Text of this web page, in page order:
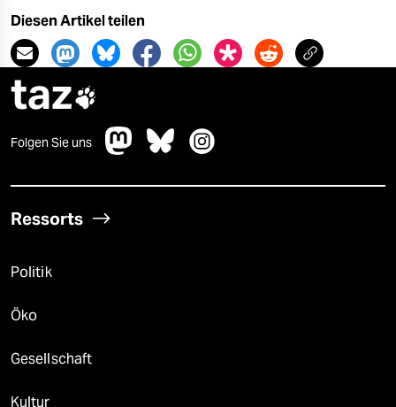
Diesen Artikel teilen
taz
Folgen Sie uns
Ressorts
Politik
Öko
Gesellschaft
Kultur